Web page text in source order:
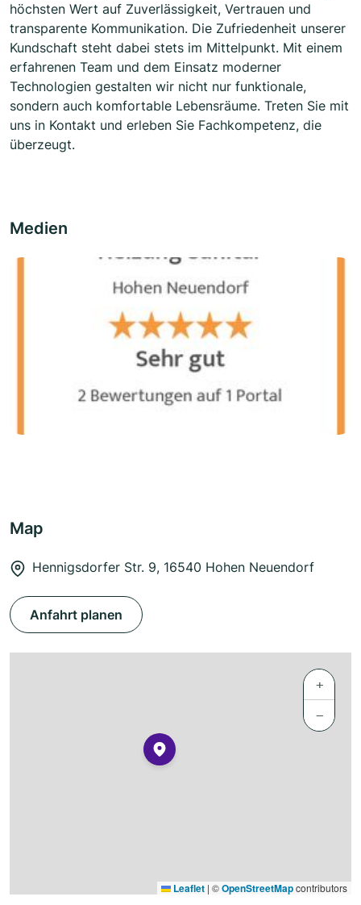
höchsten Wert auf Zuverlässigkeit, Vertrauen und
transparente Kommunikation. Die Zufriedenheit unserer
Kundschaft steht dabei stets im Mittelpunkt. Mit einem
erfahrenen Team und dem Einsatz moderner
Technologien gestalten wir nicht nur funktionale,
sondern auch komfortable Lebensräume. Treten Sie mit
uns in Kontakt und erleben Sie Fachkompetenz, die
überzeugt.
Medien
Map
Hennigsdorfer Str. 9, 16540 Hohen Neuendorf
Anfahrt planen
+
−
Leaflet | ©OpenStreetMapcontributors